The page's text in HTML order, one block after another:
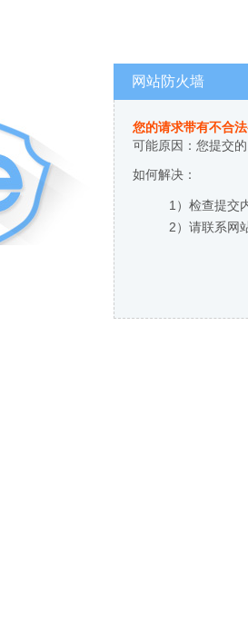
网站防火墙
您的请求带有不合
可能原因：您提交
如何解决：
1）检查提交
2）请联系网